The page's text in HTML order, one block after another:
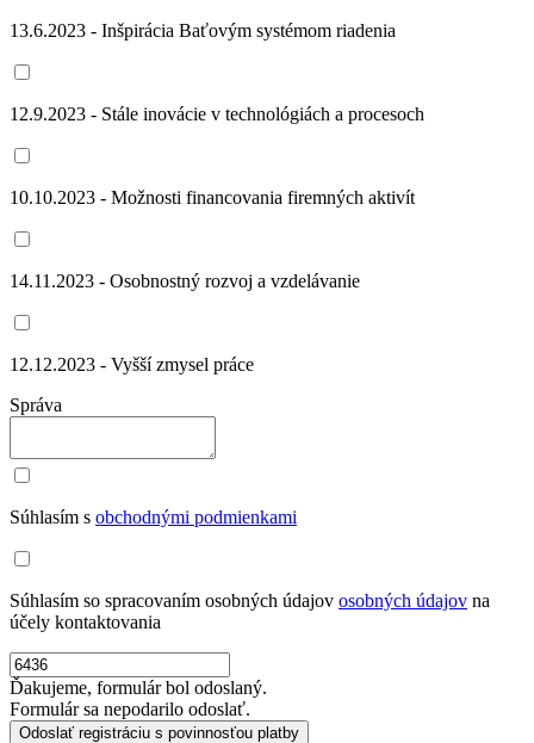
13.6.2023 - Inšpirácia Baťovým systémom riadenia
12.9.2023 - Stále inovácie v technológiách a procesoch
10.10.2023 - Možnosti financovania firemných aktivít
14.11.2023 - Osobnostný rozvoj a vzdelávanie
12.12.2023 - Vyšší zmysel práce
Správa
Súhlasím s obchodnými podmienkami
Súhlasím so spracovaním osobných údajov osobných údajov na
účely kontaktovania
Ďakujeme, formulár bol odoslaný.
Formulár sa nepodarilo odoslať.